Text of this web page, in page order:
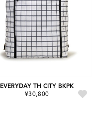
EVERYDAY TH CITY BKPK
¥30,800